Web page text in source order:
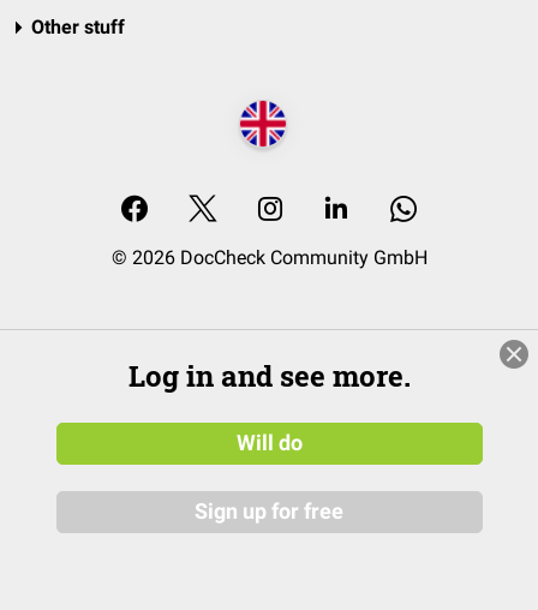
Other stuff
© 2026 DocCheck Community GmbH
Log in and see more.
Will do
Sign up for free